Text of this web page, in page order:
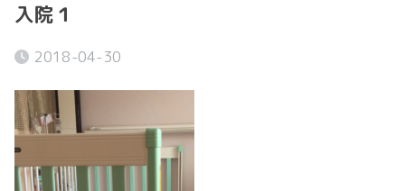
入院１
2018-04-30